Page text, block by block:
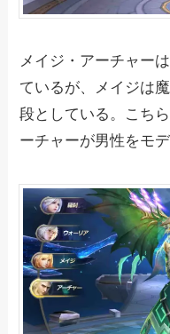
メイジ・アーチャー
ているが、メイジは
段としている。こち
ーチャーが男性をモ